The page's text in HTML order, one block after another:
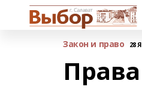
Закон и право 28